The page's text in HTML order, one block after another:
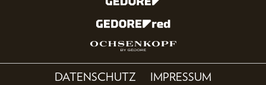
DATENSCHUTZ IMPRESSUM